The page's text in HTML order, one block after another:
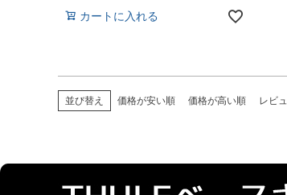
カートに入れる
並び替え 価格が安い順 価格が高い順 レビ